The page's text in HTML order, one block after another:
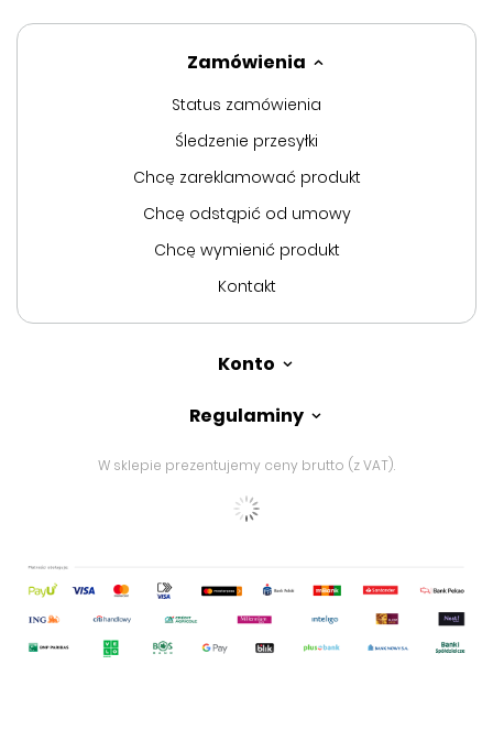
Zamówienia
Status zamówienia
Śledzenie przesyłki
Chcę zareklamować produkt
Chcę odstąpić od umowy
Chcę wymienić produkt
Kontakt
Konto
Regulaminy
W sklepie prezentujemy ceny brutto (z VAT).